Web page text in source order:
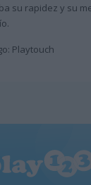
su rapidez y su
Playtouch